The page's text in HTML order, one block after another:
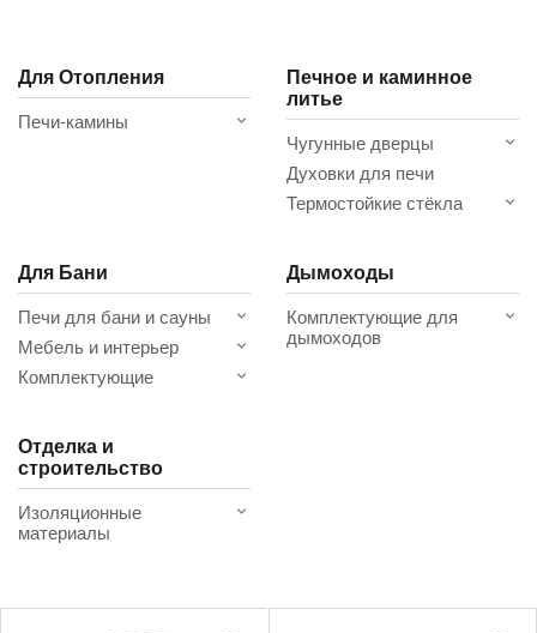
Для Отопления
Печи-камины
Печное и каминное
литье
Чугунные дверцы
Духовки для печи
Термостойкие стёкла
Для Бани
Печи для бани и сауны
Мебель и интерьер
Комплектующие
Дымоходы
Комплектующие для
дымоходов
Отделка и
строительство
Изоляционные
материалы